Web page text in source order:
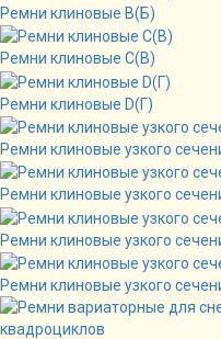
Ремни клиновые В(Б)
Ремни клиновые C(B)
Ремни клиновые D(Г)
Ремни клиновые узкого
Ремни клиновые узкого
Ремни клиновые узкого
Ремни клиновые узкого